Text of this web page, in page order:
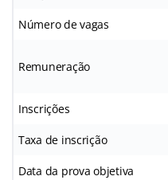
Número de vagas
Remuneração
Inscrições
Taxa de inscrição
Data da prova objetiva